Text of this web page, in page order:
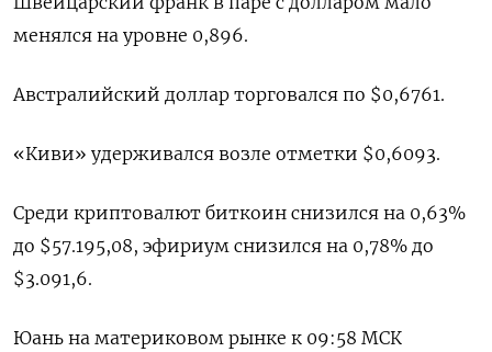
менялся на уровне 0,896​.
Австралийский доллар торговался по $0,6761​.
«Киви» удерживался возле отметки $0,6093​.
Среди криптовалют биткоин снизился на 0,63%
до $57.195,08, эфириум снизился на 0,78% до
$3.091,6.
Юань на материковом рынке к 09:58 МСК